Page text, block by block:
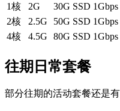
1核
2G 30G SSD 1Gbps
2核
2.5G 50G SSD 1Gbps
4核
4.5G 80G SSD 1Gbps
往期日常套餐
部分往期的活动套餐还是